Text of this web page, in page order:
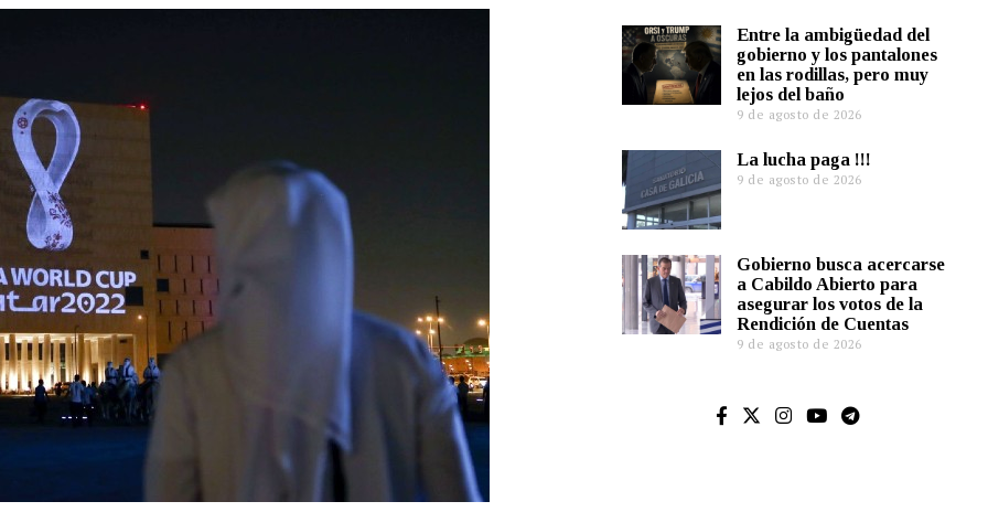
Entre la ambigüedad del
gobierno y los pantalones
en las rodillas, pero muy
lejos del baño
9 de agosto de 2026
La lucha paga !!!
9 de agosto de 2026
Gobierno busca acercarse
a Cabildo Abierto para
asegurar los votos de la
Rendición de Cuentas
9 de agosto de 2026